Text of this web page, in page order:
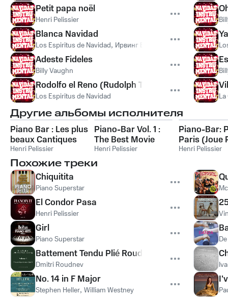
Petit papa noël
Henri Pelissier
Blanca Navidad
Los Espiritus de Navidad, Ирвинг Берлин
Adeste Fideles
Billy Vaughn
Rodolfo el Reno (Rudolph The Red Nose
Los Espiritus de Navidad
Другие альбомы исполнителя
Piano Bar : Les plus
beaux Cantiques
de Noël
Henri Pelissier
Piano-Bar Vol. 1 :
The Best Movie
Music Themes
(Ciné Piano-Bar)
Henri Pelissier
Piano-Bar:
Paris (Joue
Henri Pelissier
Похожие треки
Chiquitita
Piano Superstar
El Condor Pasa
Henri Pelissier
Girl
Piano Superstar
Battement Tendu Plié Roudnev,Vol. 9
Dmitri Roudnev
No. 14 in F Major
Stephen Heller, William Westney